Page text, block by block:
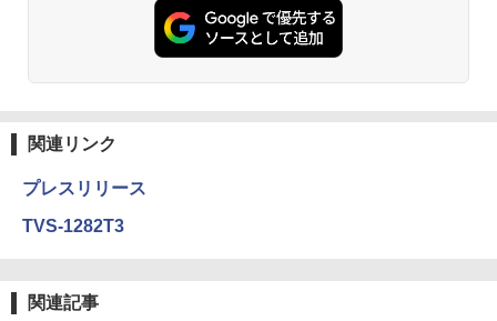
関連リンク
プレスリリース
TVS-1282T3
関連記事